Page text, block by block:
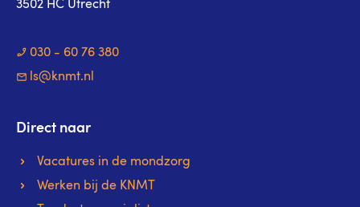
3502 HC Utrecht
030 - 60 76 380
ls@knmt.nl
Direct naar
Vacatures in de mondzorg
Werken bij de KNMT